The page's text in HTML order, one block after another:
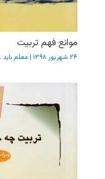
موانع فهم تربیت
۲۴ شهریور ۱۳۹۸ | معلم باید